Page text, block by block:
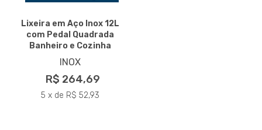
Lixeira em Aço Inox 12L
com Pedal Quadrada
Banheiro e Cozinha
INOX
R$ 264,69
5 x de R$ 52,93